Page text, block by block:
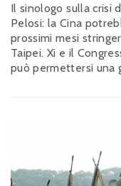
Il sinologo sulla crisi
Pelosi: la Cina
prossimi mesi
Taipei. Xi e il
può permettersi una